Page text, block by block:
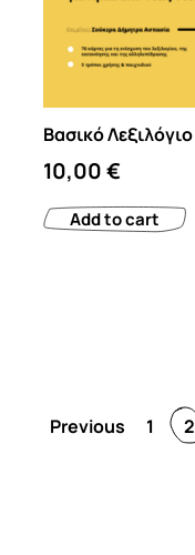
Βασικό Λεξιλόγιο
10,00€
Add to cart
Previous 1 2